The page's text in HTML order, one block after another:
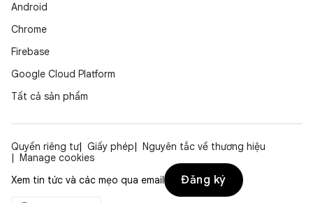
Android
Chrome
Firebase
Google Cloud Platform
Tất cả sản phẩm
Quyền riêng tư Giấy phép
Nguyên tắc về thương hiệu
Manage cookies
Xem tin tức và các mẹo qua email
Đăng ký